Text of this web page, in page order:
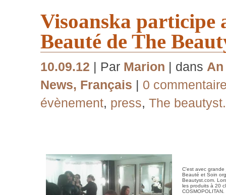
Visoanska participe
Beauté de The
10.09.12 | Par Marion | dans
News, Français | 0
évènement, press, The
C'est avec
Beauté et Soin
Beautyst.com.
les produits à 20
COSMOPOLITAN.